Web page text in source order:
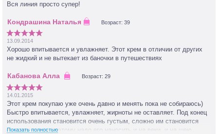
Вся линия просто супер!
Возраст: 39
13.09.2014
Хорошо впитывается и увлажняет. Этот крем в отличии от других
не жидкий и не вытекает из баночки в путешествиях
Возраст: 29
14.01.2015
Этот крем покупаю уже очень давно и менять пока не собираюсь)
Быстро впитывается, увлажняет, жирноты не оставляет. Под конец
использования становится очень густым, сложно им становится
пользоваться, поэтому надо его наносить и на веки, и на шею,
Показать полностью